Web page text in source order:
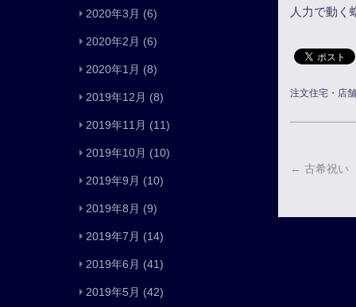
人力で動く
注文住宅・店
← 古希祝い
2020年3月 (6)
2020年2月 (6)
2020年1月 (8)
2019年12月 (8)
2019年11月 (11)
2019年10月 (10)
2019年9月 (10)
2019年8月 (9)
2019年7月 (14)
2019年6月 (41)
2019年5月 (42)